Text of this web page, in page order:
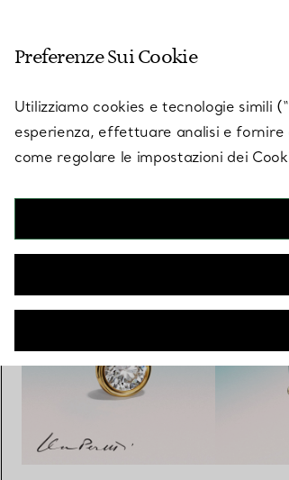
Preferenze Sui Cookie
Utilizziamo cookies e tecnologie simili
esperienza, effettuare analisi e
come regolare le impostazioni dei